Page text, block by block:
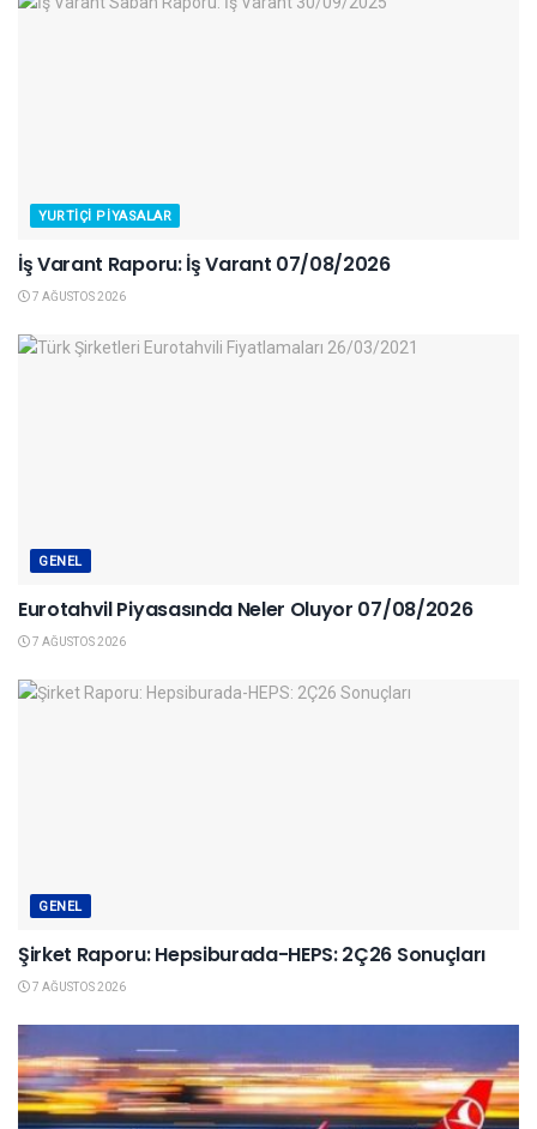
YURTIÇI PIYASALAR
İş Varant Raporu: İş Varant 07/08/2026
7 AĞUSTOS 2026
GENEL
Eurotahvil Piyasasında Neler Oluyor 07/08/2026
7 AĞUSTOS 2026
GENEL
Şirket Raporu: Hepsiburada-HEPS: 2Ç26 Sonuçları
7 AĞUSTOS 2026